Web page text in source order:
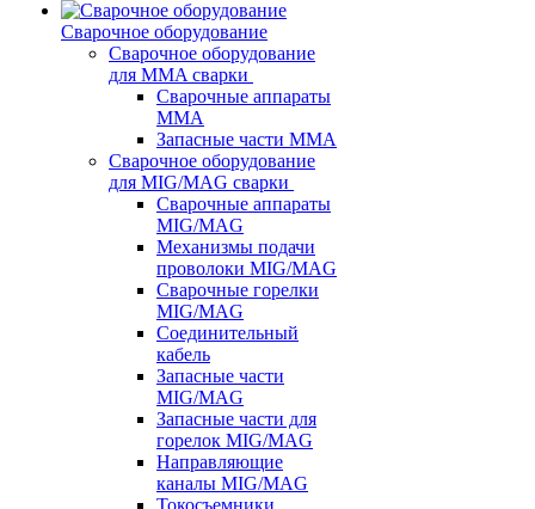
Сварочное оборудование
Сварочное оборудование
для MMA сварки
Сварочные аппараты
MMA
Запасные части MMA
Сварочное оборудование
для MIG/MAG сварки
Сварочные аппараты
MIG/MAG
Механизмы подачи
проволоки MIG/MAG
Сварочные горелки
MIG/MAG
Соединительный
кабель
Запасные части
MIG/MAG
Запасные части для
горелок MIG/MAG
Направляющие
каналы MIG/MAG
Токосъемники